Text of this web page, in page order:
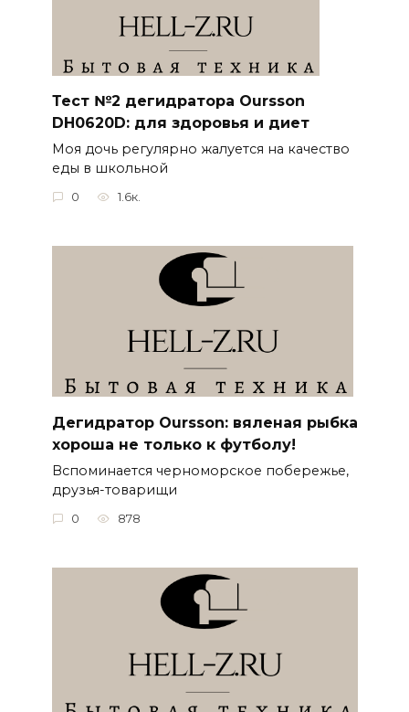
Тест №2 дегидратора Oursson
DH0620D: для здоровья и диет
Моя дочь регулярно жалуется на качество
еды в школьной
0 1.6к.
Дегидратор Oursson: вяленая рыбка
хороша не только к футболу!
Вспоминается черноморское побережье,
друзья-товарищи
0 878